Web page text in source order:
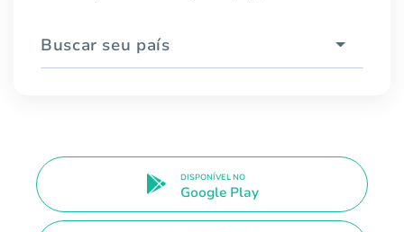
Buscar seu país
DISPONÍVEL NO
Google Play